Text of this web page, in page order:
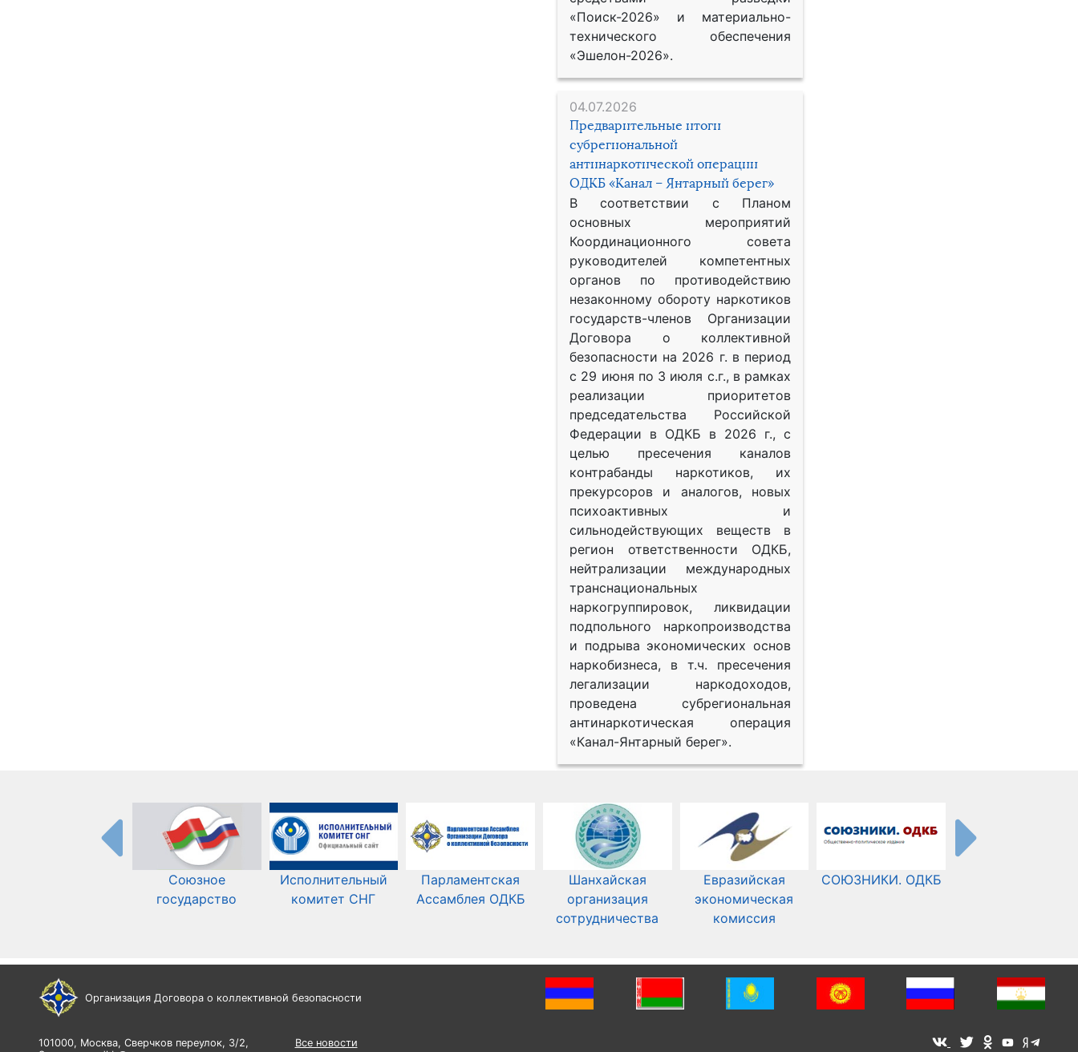
«Поиск-2026» и материально-
технического обеспечения
«Эшелон-2026».
04.07.2026
Предварительные итоги
субрегиональной
антинаркотической операции
ОДКБ «Канал – Янтарный берег»
В соответствии с Планом
основных мероприятий
Координационного совета
руководителей компетентных
органов по противодействию
незаконному обороту наркотиков
государств-членов Организации
Договора о коллективной
безопасности на 2026 г. в период
с 29 июня по 3 июля с.г., в рамках
реализации приоритетов
председательства Российской
Федерации в ОДКБ в 2026 г., с
целью пресечения каналов
контрабанды наркотиков, их
прекурсоров и аналогов, новых
психоактивных и
сильнодействующих веществ в
регион ответственности ОДКБ,
нейтрализации международных
транснациональных
наркогруппировок, ликвидации
подпольного наркопроизводства
и подрыва экономических основ
наркобизнеса, в т.ч. пресечения
легализации наркодоходов,
проведена субрегиональная
антинаркотическая операция
«Канал-Янтарный берег».
Союзное
государство
Исполнительный
комитет СНГ
Парламентская
Ассамблея ОДКБ
Шанхайская
организация
сотрудничества
Евразийская
экономическая
комиссия
СОЮЗНИКИ. ОДКБ
Организация Договора о коллективной безопасности
101000, Москва, Сверчков переулок, 3/2,
Все новости